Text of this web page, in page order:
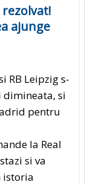
rezolvat!
ajunge
RB Leipzig s-
si
pentru
la Real
si va
istoria